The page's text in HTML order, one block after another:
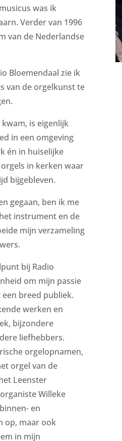
was ik
Verder van 1996
van de Nederlandse
Bloemendaal zie ik
van de orgelkunst te
is eigenlijk
in een omgeving
én in huiselijke
in kerken waar
bijgebleven.
gegaan, ben ik me
instrument en de
mijn verzameling
bij Radio
om mijn passie
breed publiek.
werken en
bijzondere
liefhebbers.
orgelopnamen,
orgel van de
Leenster
Willeke
en
op, maar ook
in mijn